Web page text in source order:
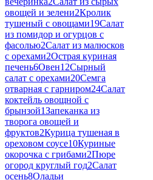
овощей и зелени2Кролик
тушеный с овощами19Салат
из помидор и огурцов с
фасолью2Салат из малюсков
с орехами2Острая куриная
печень6Овен12Сырный
салат с орехами20Семга
отварная с гарниром24Салат
коктейль овощной с
брынзой1Запеканка из
творога овощей и
фруктов2Курица тушеная в
ореховом соусе10Куриные
окорочка с грибами2Пюре
огород круглый год2Салат
осень8Оладьи